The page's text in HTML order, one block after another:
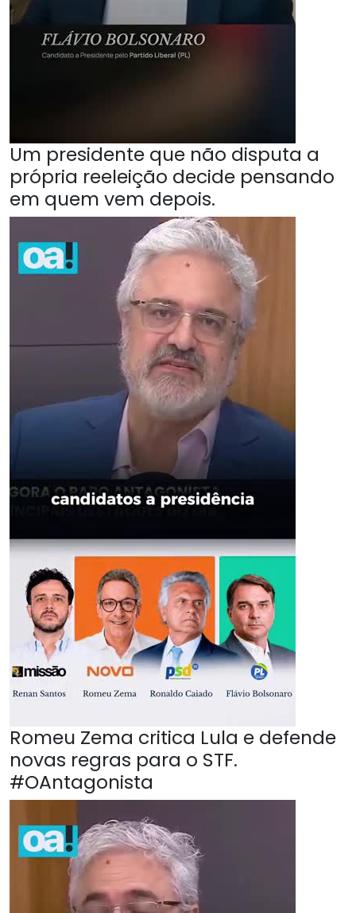
Um presidente que não disputa a
própria reeleição decide pensando
em quem vem depois.
Romeu Zema critica Lula e defende
novas regras para o STF.
#OAntagonista